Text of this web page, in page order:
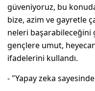
güveniyoruz, bu
bize, azim ve gayretle
neleri başarabileceğini
gençlere umut,
ifadelerini kullandı.
- "Yapay zeka